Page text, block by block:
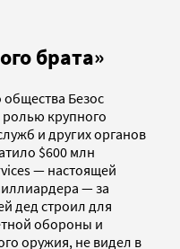
брата»
Безос
ролью крупного
и других органов
$600 млн
— настоящей
— за
дед строил для
обороны и
оружия, не видел в